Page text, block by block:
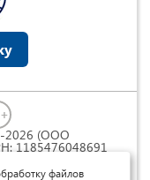
2026 (ООО
1185476048691
4.0 файлов